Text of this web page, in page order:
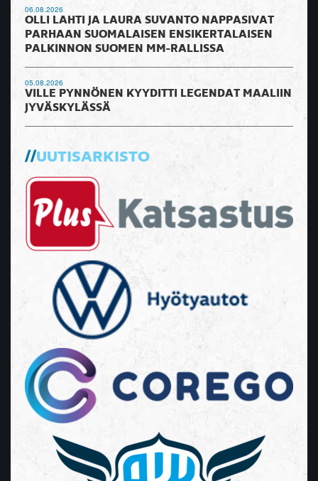
06.08.2026
OLLI LAHTI JA LAURA SUVANTO NAPPASIVAT
PARHAAN SUOMALAISEN ENSIKERTALAISEN
PALKINNON SUOMEN MM-RALLISSA
05.08.2026
VILLE PYNNÖNEN KYYDITTI LEGENDAT MAALIIN
JYVÄSKYLÄSSÄ
UUTISARKISTO